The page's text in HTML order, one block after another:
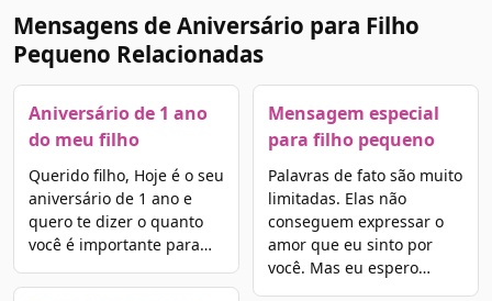
Mensagens de Aniversário para Filho
Pequeno Relacionadas
Aniversário de 1 ano
do meu filho
Querido filho, Hoje é o seu
aniversário de 1 ano e
quero te dizer o quanto
você é importante para…
Mensagem especial
para filho pequeno
Palavras de fato são muito
limitadas. Elas não
conseguem expressar o
amor que eu sinto por
você. Mas eu espero…